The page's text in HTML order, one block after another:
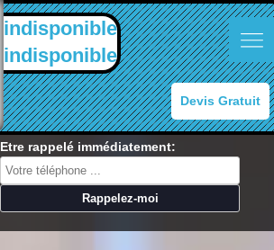
indisponible
indisponible
Devis Gratuit
Etre rappelé immédiatement: